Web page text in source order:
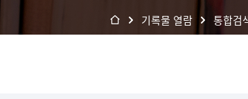
기록물 열람 통합검